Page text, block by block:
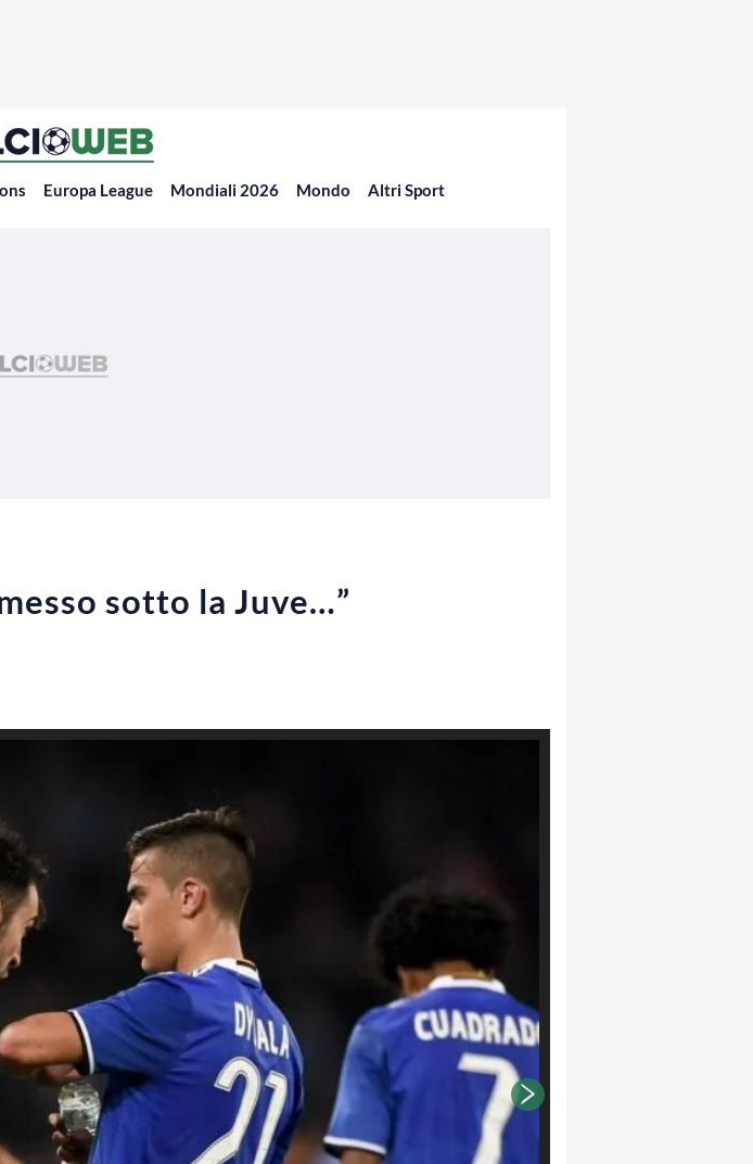
Europa League Mondiali 2026 Mondo Altri Sport
sotto la Juve…”